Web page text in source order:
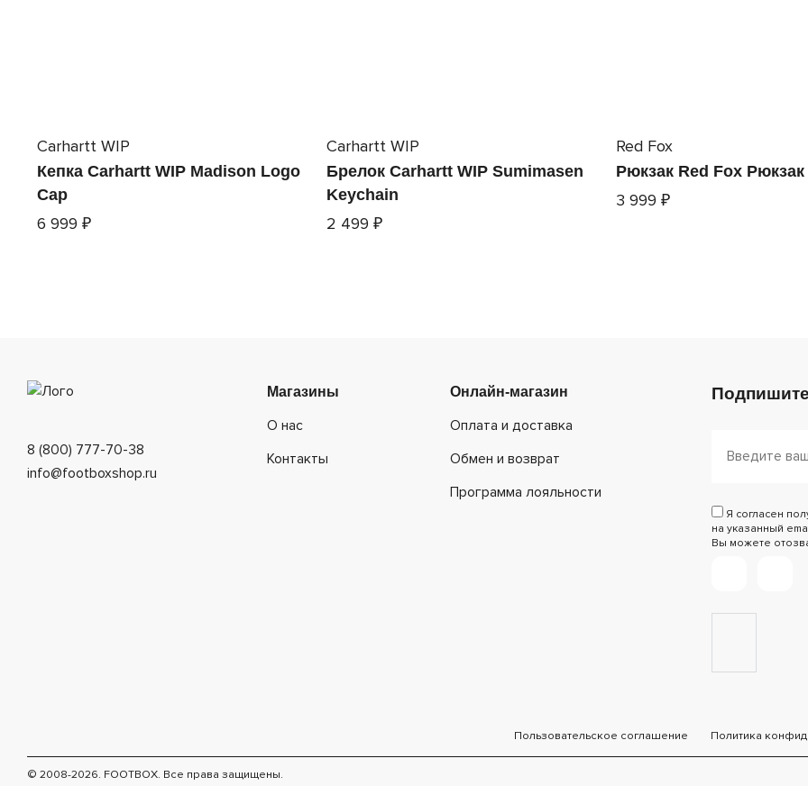
Carhartt WIP
Кепка Carhartt WIP Madison Logo
Cap
6 999 ₽
Carhartt WIP
Брелок Carhartt WIP Sumimasen
Keychain
2 499 ₽
Red Fox
Рюкзак Red Fox Рюкзак
3 999 ₽
8 (800) 777-70-38
info@footboxshop.ru
Магазины
О нас
Контакты
Онлайн-магазин
Оплата и доставка
Обмен и возврат
Программа лояльности
Я согласен
на указанный
Вы можете
Пользовательское соглашение Политика
© 2008-2026. FOOTBOX. Все права защищены.